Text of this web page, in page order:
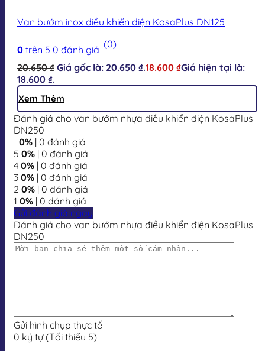
Van bướm inox điều khiển điện KosaPlus DN125
0 trên 5 0 đánh giá (0)
20.650₫ Giá gốc là: 20.650 ₫.18.600 ₫Giá hiện tại là:
18.600 ₫.
Xem Thêm
Đánh giá cho van bướm nhựa điều khiển điện KosaPlus
DN250
0% | 0 đánh giá
5 0% | 0 đánh giá
4 0% | 0 đánh giá
3 0% | 0 đánh giá
2 0% | 0 đánh giá
1 0% | 0 đánh giá
Gửi đánh giá ngay
Đánh giá cho van bướm nhựa điều khiển điện KosaPlus
DN250
Gửi hình chụp thực tế
0 ký tự (Tối thiểu 5)